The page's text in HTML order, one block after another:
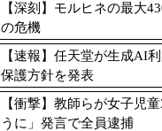
【深刻】モルヒネの最大
の危機
【速報】任天堂が生成AI
保護方針を発表
【衝撃】教師らが女子児
うに」発言で全員逮捕